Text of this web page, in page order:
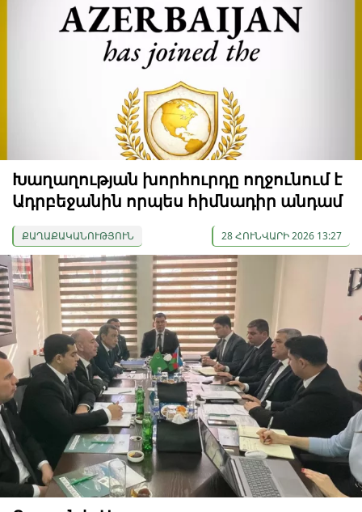
Խաղաղության խորհուրդը ողջունում է
Ադրբեջանին որպես հիմնադիր անդամ
ՔԱՂԱՔԱԿԱՆՈՒԹՅՈՒՆ 28 ՀՈՒՆՎԱՐԻ 2026 13:27